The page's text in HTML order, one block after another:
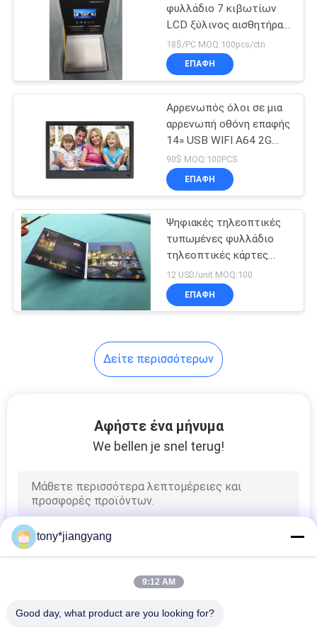
Βίντεο βιβλίων
κτυπήματος
Τηλεοπτική κάρτα
βίντεο mailer
τηλεοπτική κάρτα
πρόσκλησης
(άσπρους)
φυλλάδιο 7 κιβωτίων
LCD ξύλινος αισθητήρας
φωτισμού κιβωτίων
μνήμης οθόνης HD 8GB
ίντσας LCD
18$/PC MOQ:100pcs/ctn
ΕΠΑΦΉ
Αρρενωπός όλοι σε μια
αρρενωπή οθόνη επαφής
14» USB WIFI A64 2G
16G ταμπλετών οθόνης
υπολογιστών γραφείου
LCD PC
90$ MOQ:100PCS
ΕΠΑΦΉ
Ψηφιακές τηλεοπτικές
τυπωμένες φυλλάδιο
τηλεοπτικές κάρτες
2.4/2.8/4.3 ίντσα 256mb
φακέλλων χαιρετισμού
TFT
12 USD/unit MOQ:100
ΕΠΑΦΉ
Δείτε περισσότερων
Αφήστε ένα μήνυμα
We bellen je snel terug!
tony*jiangyang
9:12 AM
Good day, what product are you looking for?